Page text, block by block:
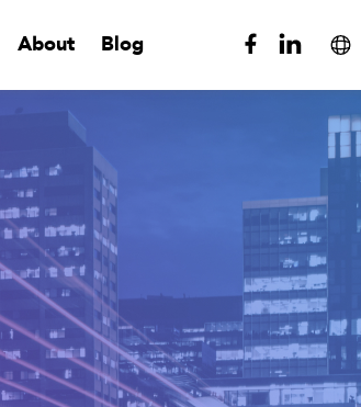
About Blog